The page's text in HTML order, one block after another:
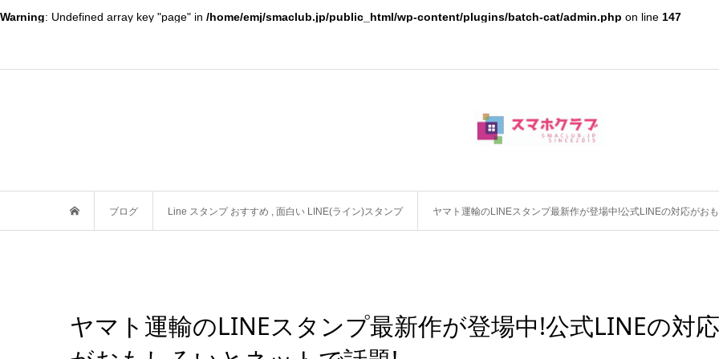
Warning: Undefined array key "page" in /home/emj/smaclub.jp/public_html/wp-content/plugins/batch-cat/admin.php on line 147
ブログ Line スタンプ おすすめ , 面白い LINE(ライン)スタンプ ヤマト運輸のLINEスタンプ最新作が登場中!公式LINEの対応がお
ヤマト運輸のLINEスタンプ最新作が登場中!公式LINEの対応